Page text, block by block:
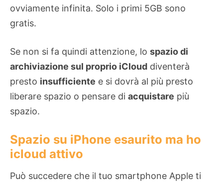
ovviamente infinita. Solo i primi 5GB sono
gratis.
Se non si fa quindi attenzione, lo spazio di
archiviazione sul proprio iCloud diventerà
presto insufficiente e si dovrà al più presto
liberare spazio o pensare di acquistare più
spazio.
Spazio su iPhone esaurito ma ho
icloud attivo
Può succedere che il tuo smartphone Apple ti